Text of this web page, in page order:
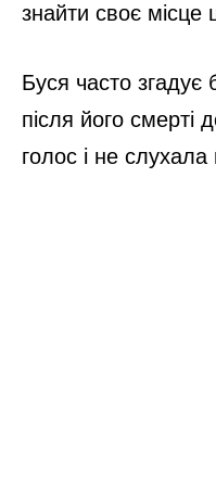
знайти своє
Буся часто згадує
після його смерті
голос і не слухала